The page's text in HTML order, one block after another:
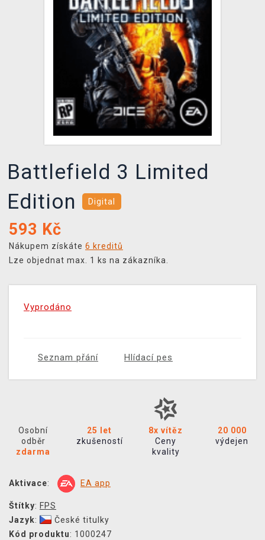
TCG & BOARDGAME HUB
VÝKUP HER (BAZAR)
Battlefield 3 Limited
Edition
Digital
593 Kč
Nákupem získáte 6 kreditů
Lze objednat max. 1 ks na zákazníka.
Vyprodáno
Seznam přání Hlídací pes
Osobní
odběr
zdarma
25 let
zkušeností
8x vítěz
Ceny
kvality
20 000
výdejen
Aktivace: EA app
Štítky: FPS
Jazyk:
České titulky
Kód produktu: 1000247